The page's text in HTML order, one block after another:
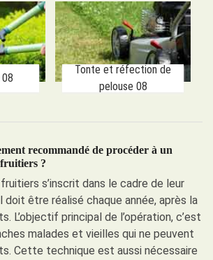
Tonte et réfection de
pelouse 08
recommandé de procéder à un
?
fruitiers s’inscrit dans le cadre de leur
doit être réalisé chaque année, après la
L’objectif principal de l’opération, c’est
malades et vieilles qui ne peuvent
Cette technique est aussi nécessaire